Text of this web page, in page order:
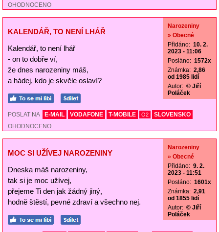
OHODNOCENO
KALENDÁŘ, TO NENÍ LHÁŘ
Kalendář, to není lhář
- on to dobře ví,
že dnes narozeniny máš,
a hádej, kdo je skvěle oslaví?
Narozeniny
» Obecné
Přidáno: 10. 2.
2023 - 11:06
Posláno: 1572x
Známka: 2,86
od 1985 lidí
Autor: © Jiří
Poláček
POSLAT NA E-MAIL VODAFONE T-MOBILE O2
SLOVENSKO
OHODNOCENO
MOC SI UŽÍVEJ NAROZENINY
Dneska máš narozeniny,
tak si je moc užívej,
přejeme Ti den jak žádný jiný,
hodně štěstí, pevné zdraví a všechno nej.
Narozeniny
» Obecné
Přidáno: 9. 2.
2023 - 11:51
Posláno: 1601x
Známka: 2,91
od 1855 lidí
Autor: © Jiří
Poláček